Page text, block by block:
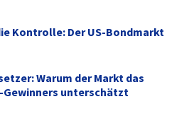
Kontrolle: Der US-Bondmarkt
Warum der Markt das
Gewinners unterschätzt